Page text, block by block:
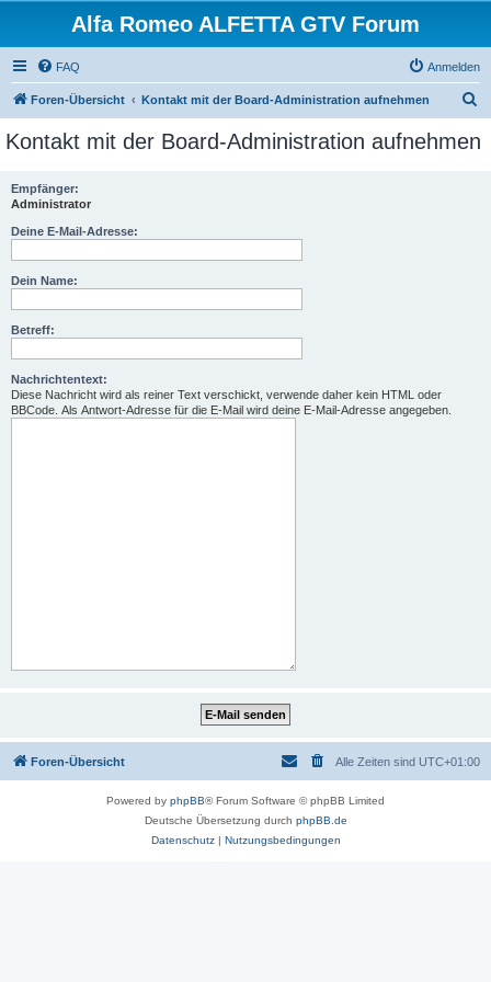
Alfa Romeo ALFETTA GTV Forum
FAQ Anmelden
Foren-Übersicht Kontakt mit der Board-Administration aufnehmen
c
Kontakt mit der Board-Administration aufnehmen
Empfänger:
Administrator
Deine E-Mail-Adresse:
Dein Name:
Betreff:
Nachrichtentext:
Diese Nachricht wird als reiner Text verschickt, verwende daher kein HTML oder
BBCode. Als Antwort-Adresse für die E-Mail wird deine E-Mail-Adresse angegeben.
Foren-Übersicht Alle Zeiten sind UTC+01:00
Powered by phpBB® Forum Software © phpBB Limited
Deutsche Übersetzung durch phpBB.de
Datenschutz| Nutzungsbedingungen